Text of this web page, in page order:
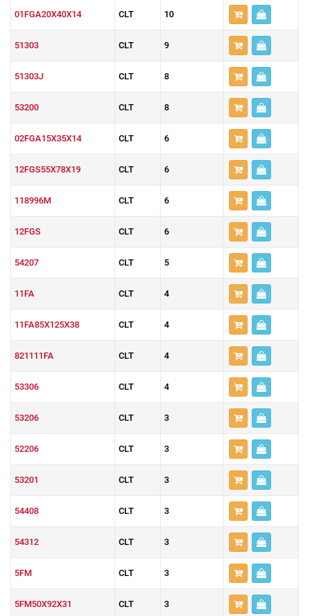
01FGA20X40X14 CLT 10
51303 CLT 9
51303J CLT 8
53200 CLT 8
02FGA15X35X14 CLT 6
12FGS55X78X19 CLT 6
118996M CLT 6
12FGS CLT 6
54207 CLT 5
11FA CLT 4
11FA85X125X38 CLT 4
821111FA CLT 4
53306 CLT 4
53206 CLT 3
52206 CLT 3
53201 CLT 3
54408 CLT 3
54312 CLT 3
5FM CLT 3
5FM50X92X31 CLT 3